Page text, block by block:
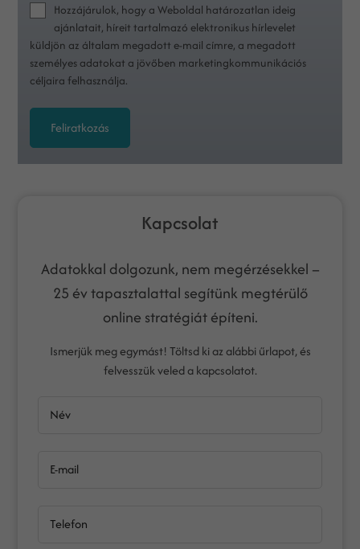
Hozzájárulok, hogy a Weboldal határozatlan ideig
ajánlatait, híreit tartalmazó elektronikus hírlevelet
küldjön az általam megadott e-mail címre, a megadott
személyes adatokat a jövőben marketingkommunikációs
céljaira felhasználja.
Feliratkozás
Kapcsolat
Adatokkal dolgozunk, nem megérzésekkel –
25 év tapasztalattal segítünk megtérülő
online stratégiát építeni.
Ismerjük meg egymást! Töltsd ki az alábbi űrlapot, és
felvesszük veled a kapcsolatot.
Név
E-mail
Telefon